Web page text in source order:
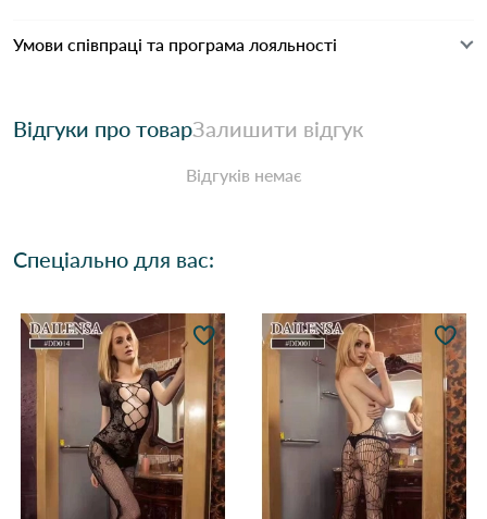
Умови співпраці та програма лояльності
Відгуки про товарЗалишити відгук
Відгуків немає
Спеціально для вас: